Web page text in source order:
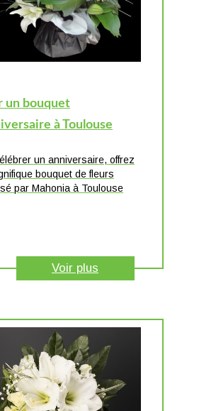
un bouquet
à Toulouse
un anniversaire, offrez
bouquet de fleurs
par Mahonia à Toulouse
Voir plus